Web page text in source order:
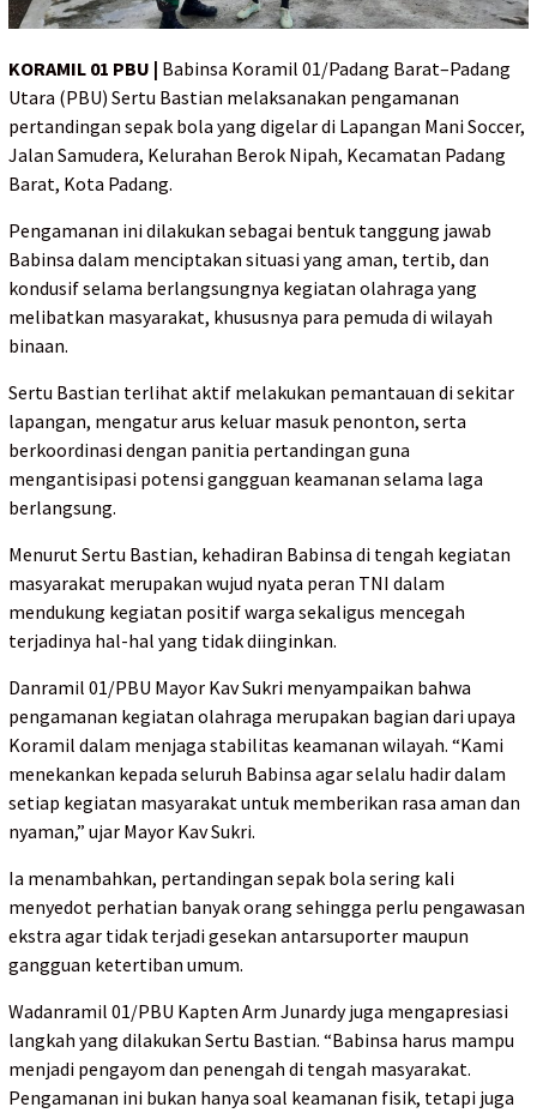
KORAMIL 01 PBU | Babinsa Koramil 01/Padang Barat–Padang
Utara (PBU) Sertu Bastian melaksanakan pengamanan
pertandingan sepak bola yang digelar di Lapangan Mani Soccer,
Jalan Samudera, Kelurahan Berok Nipah, Kecamatan Padang
Barat, Kota Padang.
Pengamanan ini dilakukan sebagai bentuk tanggung jawab
Babinsa dalam menciptakan situasi yang aman, tertib, dan
kondusif selama berlangsungnya kegiatan olahraga yang
melibatkan masyarakat, khususnya para pemuda di wilayah
binaan.
Sertu Bastian terlihat aktif melakukan pemantauan di sekitar
lapangan, mengatur arus keluar masuk penonton, serta
berkoordinasi dengan panitia pertandingan guna
mengantisipasi potensi gangguan keamanan selama laga
berlangsung.
Menurut Sertu Bastian, kehadiran Babinsa di tengah kegiatan
masyarakat merupakan wujud nyata peran TNI dalam
mendukung kegiatan positif warga sekaligus mencegah
terjadinya hal-hal yang tidak diinginkan.
Danramil 01/PBU Mayor Kav Sukri menyampaikan bahwa
pengamanan kegiatan olahraga merupakan bagian dari upaya
Koramil dalam menjaga stabilitas keamanan wilayah. “Kami
menekankan kepada seluruh Babinsa agar selalu hadir dalam
setiap kegiatan masyarakat untuk memberikan rasa aman dan
nyaman,” ujar Mayor Kav Sukri.
Ia menambahkan, pertandingan sepak bola sering kali
menyedot perhatian banyak orang sehingga perlu pengawasan
ekstra agar tidak terjadi gesekan antarsuporter maupun
gangguan ketertiban umum.
Wadanramil 01/PBU Kapten Arm Junardy juga mengapresiasi
langkah yang dilakukan Sertu Bastian. “Babinsa harus mampu
menjadi pengayom dan penengah di tengah masyarakat.
Pengamanan ini bukan hanya soal keamanan fisik, tetapi juga